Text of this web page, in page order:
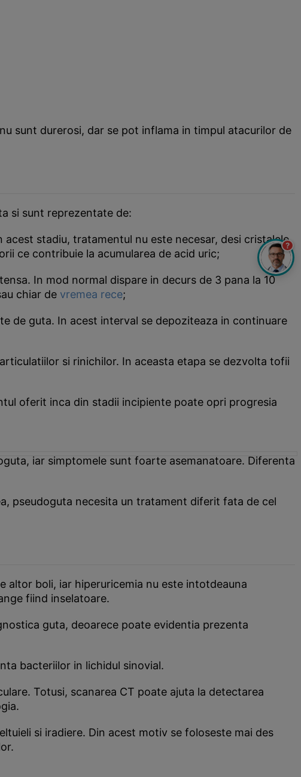
sunt durerosi, dar se pot inflama in timpul atacurilor de
si sunt reprezentate de:
stadiu, tratamentul nu este necesar, desi cristalele
ce contribuie la acumularea de acid uric;
In mod normal dispare in decurs de 3 pana la 10
chiar de vremea rece;
de guta. In acest interval se depoziteaza in continuare
si rinichilor. In aceasta etapa se dezvolta tofii
oferit inca din stadii incipiente poate opri progresia
iar simptomele sunt foarte asemanatoare. Diferenta
pseudoguta necesita un tratament diferit fata de cel
altor boli, iar hiperuricemia nu este intotdeauna
fiind inselatoare.
guta, deoarece poate evidentia prezenta
bacteriilor in lichidul sinovial.
Totusi, scanarea CT poate ajuta la detectarea
si iradiere. Din acest motiv se foloseste mai des
?